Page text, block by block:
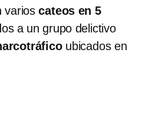
varioscateos en 5
a un grupo delictivo
ubicados en